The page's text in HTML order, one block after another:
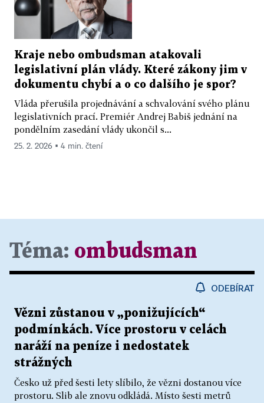
Kraje nebo ombudsman atakovali
legislativní plán vlády. Které zákony jim v
dokumentu chybí a o co dalšího je spor?
Vláda přerušila projednávání a schvalování svého plánu
legislativních prací. Premiér Andrej Babiš jednání na
pondělním zasedání vlády ukončil s...
25. 2. 2026 ▪ 4 min. čtení
Téma: ombudsman
ODEBÍRAT
Vězni zůstanou v „ponižujících“
podmínkách. Více prostoru v celách
naráží na peníze i nedostatek
strážných
Česko už před šesti lety slíbilo, že vězni dostanou více
prostoru. Slib ale znovu odkládá. Místo šesti metrů